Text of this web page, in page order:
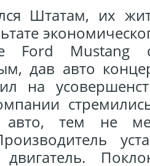
Штатам, их
Ford Mustang
дав авто
на
авто, тем не